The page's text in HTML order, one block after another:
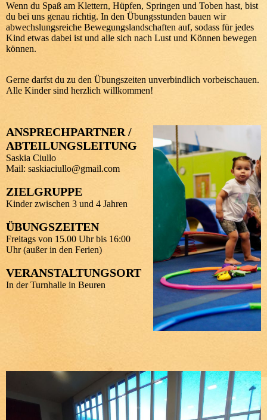
Wenn du Spaß am Klettern, Hüpfen, Springen und Toben hast, bist
du bei uns genau richtig. In den Übungsstunden bauen wir
abwechslungsreiche Bewegungslandschaften auf, sodass für jedes
Kind etwas dabei ist und alle sich nach Lust und Können bewegen
können.
Gerne darfst du zu den Übungszeiten unverbindlich vorbeischauen.
Alle Kinder sind herzlich willkommen!
ANSPRECHPARTNER /
ABTEILUNGSLEITUNG
Saskia Ciullo
Mail: saskiaciullo@gmail.com
ZIELGRUPPE
Kinder zwischen 3 und 4 Jahren
ÜBUNGSZEITEN
Freitags von 15.00 Uhr bis 16:00
Uhr (außer in den Ferien)
VERANSTALTUNGSORT
In der Turnhalle in Beuren